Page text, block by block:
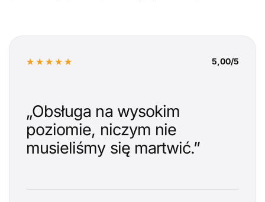
★★★★★ 5,00/5
„Obsługa na wysokim
poziomie, niczym nie
musieliśmy się martwić.”